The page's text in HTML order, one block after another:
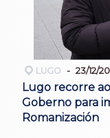
LUGO 23/12/
Lugo recorre
Goberno para
Romanización